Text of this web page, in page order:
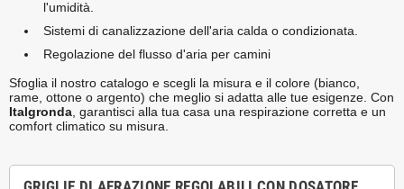
l'umidità.
Sistemi di canalizzazione dell'aria calda o condizionata.
Regolazione del flusso d'aria per camini
Sfoglia il nostro catalogo e scegli la misura e il colore (bianco,
rame, ottone o argento) che meglio si adatta alle tue esigenze. Con
Italgronda , garantisci alla tua casa una respirazione corretta e un
comfort climatico su misura.